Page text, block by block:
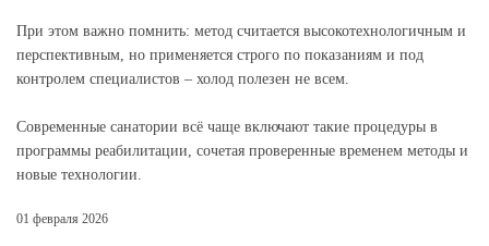
При этом важно помнить: метод считается высокотехнологичным и
перспективным, но применяется строго по показаниям и под
контролем специалистов – холод полезен не всем.
Современные санатории всё чаще включают такие процедуры в
программы реабилитации, сочетая проверенные временем методы и
новые технологии.
01 февраля 2026